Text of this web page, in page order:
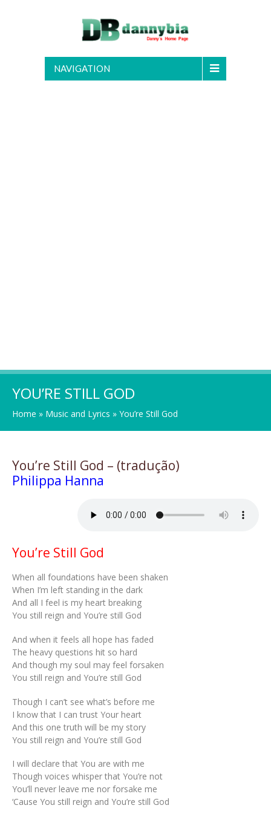
NAVIGATION
YOU’RE STILL GOD
Home » Music and Lyrics » You’re Still God
You’re Still God – (tradução)
Philippa Hanna
You’re Still God
When all foundations have been shaken
When I’m left standing in the dark
And all I feel is my heart breaking
You still reign and You’re still God
And when it feels all hope has faded
The heavy questions hit so hard
And though my soul may feel forsaken
You still reign and You’re still God
Though I can’t see what’s before me
I know that I can trust Your heart
And this one truth will be my story
You still reign and You’re still God
I will declare that You are with me
Though voices whisper that You’re not
You’ll never leave me nor forsake me
‘Cause You still reign and You’re still God